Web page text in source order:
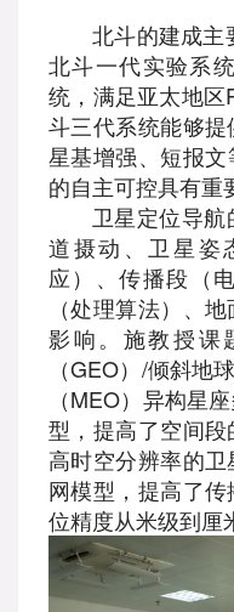
北斗的建成主
北斗一代实验系
统，满足亚太地
斗三代系统能够
星基增强、短报
的自主可控具有重
卫星定位导
道摄动、卫星姿
应）、传播段（
（处理算法）、
影响。施教授课
（GEO）/倾斜地
（MEO）异构星
型，提高了空间
高时空分辨率的
网模型，提高了
位精度从米级到厘